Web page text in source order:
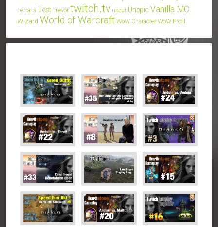
Terraria Test Trevor twitch.tv uncut Unepic Vanilla MC
Wizard World of Warcraft WoW Character WoW Profil